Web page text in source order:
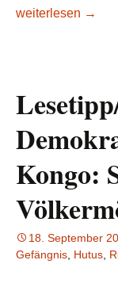
Lesetipp/taz_
weiterlesen →
Kongo:
18. September
Gefängnis Hutus